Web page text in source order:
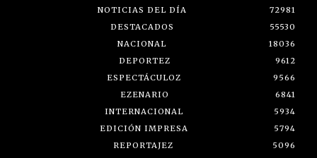
NOTICIAS DEL DÍA
72981
DESTACADOS
55530
NACIONAL
18036
DEPORTEZ
9612
ESPECTÁCULOZ
9566
EZENARIO
6841
INTERNACIONAL
5934
EDICIÓN IMPRESA
5794
REPORTAJEZ
5096